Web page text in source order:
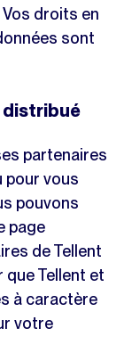
droits en
sont
distribué
partenaires
pour vous
pouvons
page
de Tellent
que Tellent et
à caractère
votre